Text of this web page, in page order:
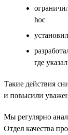
hoc
где
Такие действия
и повысили
Мы регулярно
Отдел качества